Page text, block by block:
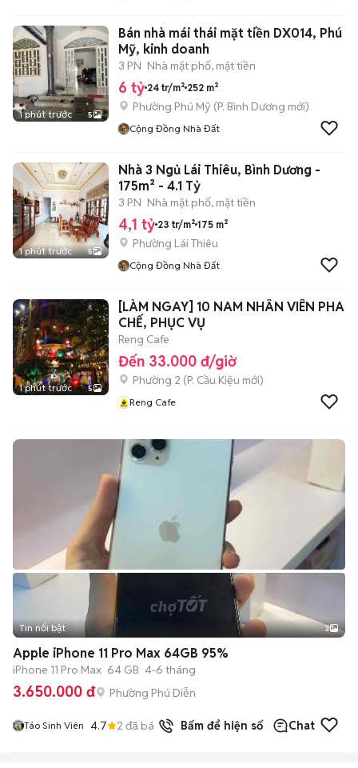
1 phút trước 5
Bán nhà mái thái mặt tiền DX014, Phú
Mỹ, kinh doanh
3 PN Nhà mặt phố, mặt tiền
6 tỷ 24 tr/m² 252 m²
Phường Phú Mỹ (P. Bình Dương mới)
Cộng Đồng Nhà Đất
1 phút trước 5
Nhà 3 Ngủ Lái Thiêu, Bình Dương -
175m² - 4.1 Tỷ
3 PN Nhà mặt phố, mặt tiền
4,1 tỷ 23 tr/m² 175 m²
Phường Lái Thiêu
Cộng Đồng Nhà Đất
1 phút trước 5
[LÀM NGAY] 10 NAM NHÂN VIÊN PHA
CHẾ, PHỤC VỤ
Reng Cafe
Đến 33.000 đ/giờ
Phường 2 (P. Cầu Kiệu mới)
Reng Cafe
Tin nổi bật 3
Apple iPhone 11 Pro Max 64GB 95%
iPhone 11 Pro Max 64 GB 4-6 tháng
3.650.000 đ Phường Phú Diễn
Táo Sinh Viên 4.7 2 đã bán Bấm để hiện số Chat